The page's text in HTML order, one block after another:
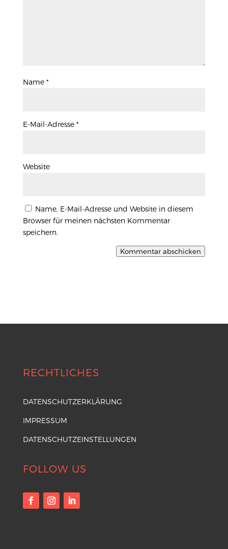
Name *
E-Mail-Adresse *
Website
Name, E-Mail-Adresse und Website in diesem
Browser für meinen nächsten Kommentar
speichern.
Kommentar abschicken
RECHTLICHES
DATENSCHUTZERKLÄRUNG
IMPRESSUM
DATENSCHUTZEINSTELLUNGEN
FOLLOW US